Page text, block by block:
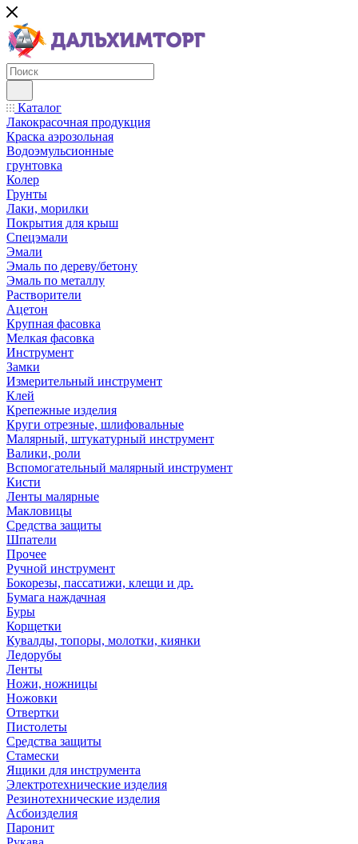
Каталог
Лакокрасочная продукция
Краска аэрозольная
Водоэмульсионные
грунтовка
Колер
Грунты
Лаки, морилки
Покрытия для крыш
Спецэмали
Эмали
Эмаль по дереву/бетону
Эмаль по металлу
Растворители
Ацетон
Крупная фасовка
Мелкая фасовка
Инструмент
Замки
Измерительный инструмент
Клей
Крепежные изделия
Круги отрезные, шлифовальные
Малярный, штукатурный инструмент
Валики, роли
Вспомогательный малярный инструмент
Кисти
Ленты малярные
Макловицы
Средства защиты
Шпатели
Прочее
Ручной инструмент
Бокорезы, пассатижи, клещи и др.
Бумага наждачная
Буры
Корщетки
Кувалды, топоры, молотки, киянки
Ледорубы
Ленты
Ножи, ножницы
Ножовки
Отвертки
Пистолеты
Средства защиты
Стамески
Ящики для инструмента
Электротехнические изделия
Резинотехнические изделия
Асбоизделия
Паронит